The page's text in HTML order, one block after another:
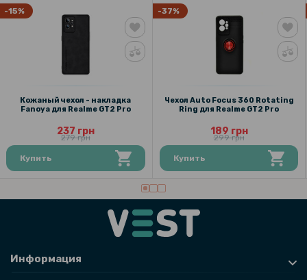
-15%
Кожаный чехол - накладка
Fanoya для Realme GT2 Pro
237 грн
279 грн
Купить
-37%
Чехол Auto Focus 360 Rotating
Ring для Realme GT2 Pro
189 грн
299 грн
Купить
Информация